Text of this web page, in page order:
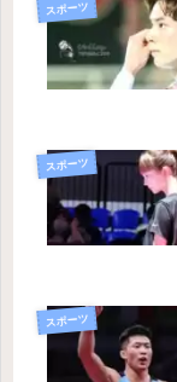
スポーツ
スポーツ
スポーツ